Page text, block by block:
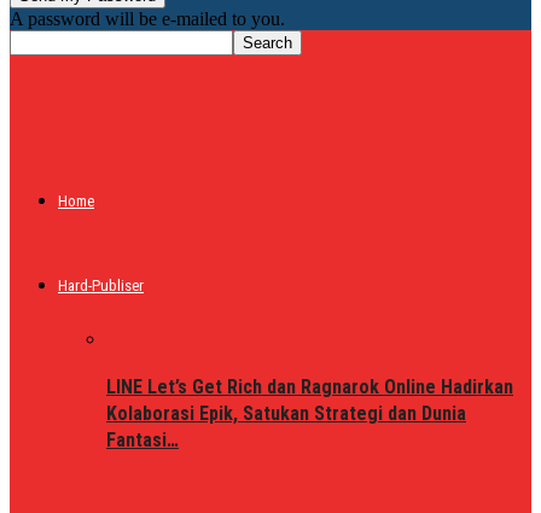
A password will be e-mailed to you.
Home
Hard-Publiser
LINE Let’s Get Rich dan Ragnarok Online Hadirkan
Kolaborasi Epik, Satukan Strategi dan Dunia
Fantasi…